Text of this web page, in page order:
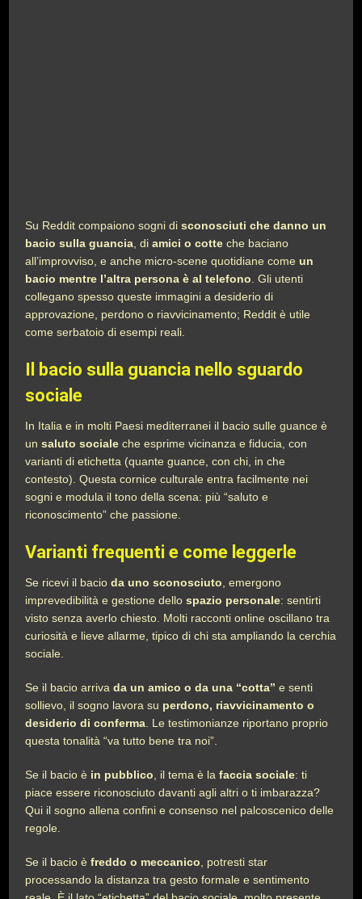
Su Reddit compaiono sogni disconosciuti che danno un
bacio sulla guancia , diamici o cotte che baciano
all’improvviso, e anche micro-scene quotidiane come un
bacio mentre l’altra persona è al telefono . Gli utenti
collegano spesso queste immagini a desiderio di
approvazione, perdono o riavvicinamento; Reddit è utile
come serbatoio di esempi reali.
Il bacio sulla guancia nello sguardo
sociale
In Italia e in molti Paesi mediterranei il bacio sulle guance è
unsaluto sociale che esprime vicinanza e fiducia, con
varianti di etichetta (quante guance, con chi, in che
contesto). Questa cornice culturale entra facilmente nei
sogni e modula il tono della scena: più “saluto e
riconoscimento” che passione.
Varianti frequenti e come leggerle
Se ricevi il bacioda uno sconosciuto , emergono
imprevedibilità e gestione dellospazio personale: sentirti
visto senza averlo chiesto. Molti racconti online oscillano tra
curiosità e lieve allarme, tipico di chi sta ampliando la cerchia
sociale.
Se il bacio arrivada un amico o da una “cotta” e senti
sollievo, il sogno lavora su perdono, riavvicinamento o
desiderio di conferma . Le testimonianze riportano proprio
questa tonalità “va tutto bene tra noi”.
Se il bacio è in pubblico , il tema è lafaccia sociale: ti
piace essere riconosciuto davanti agli altri o ti imbarazza?
Qui il sogno allena confini e consenso nel palcoscenico delle
regole.
Se il bacio èfreddo o meccanico , potresti star
processando la distanza tra gesto formale e sentimento